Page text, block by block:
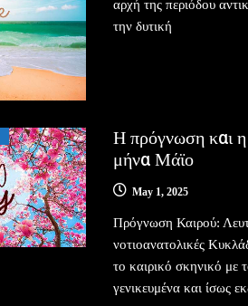
αρχή της περιόδου
την δυτική
Η πρόγνωση και η
μήνα Μάϊο
May 1, 2025
Πρόγνωση Καιρού:
νοτιοανατολικές
το καιρικό σκηνικό με
γενικευμένα και ίσως